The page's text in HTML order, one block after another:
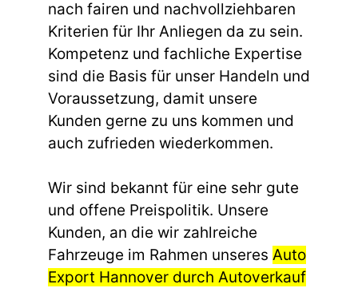
nach fairen und nachvollziehbaren
Kriterien für Ihr Anliegen da zu sein.
Kompetenz und fachliche Expertise
sind die Basis für unser Handeln und
Voraussetzung, damit unsere
Kunden gerne zu uns kommen und
auch zufrieden wiederkommen.
Wir sind bekannt für eine sehr gute
und offene Preispolitik. Unsere
Kunden, an die wir zahlreiche
Fahrzeuge im Rahmen unseres Auto
Export Hannover durch Autoverkauf